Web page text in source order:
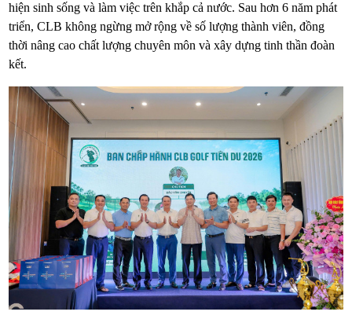
hiện sinh sống và làm việc trên khắp cả nước. Sau hơn 6 năm phát
triển, CLB không ngừng mở rộng về số lượng thành viên, đồng
thời nâng cao chất lượng chuyên môn và xây dựng tinh thần đoàn
kết.